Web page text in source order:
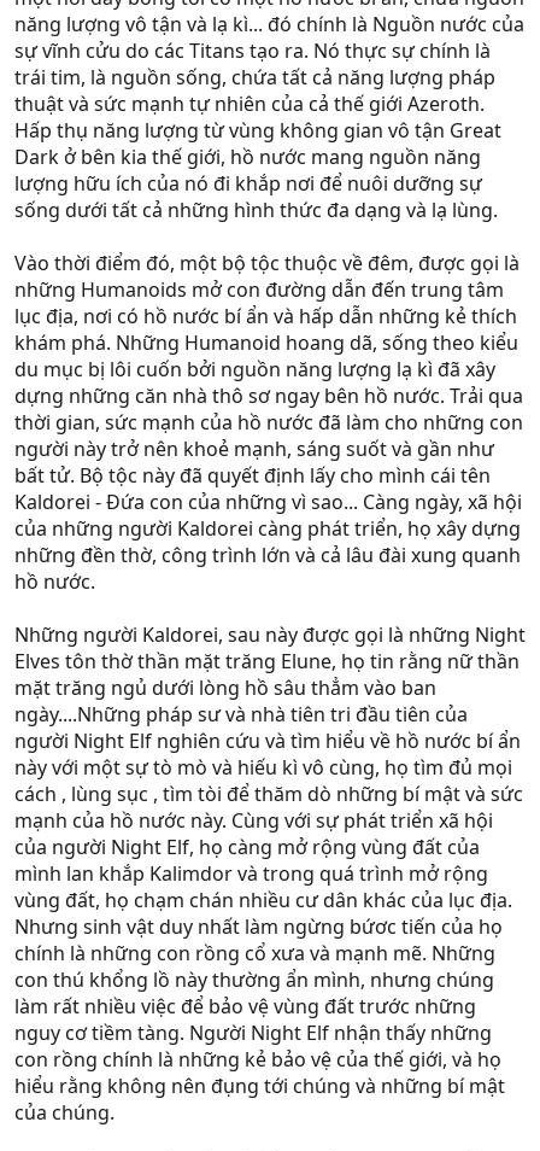
năng lượng vô tận và lạ kì... đó chính là Nguồn nước của
sự vĩnh cửu do các Titans tạo ra. Nó thực sự chính là
trái tim, là nguồn sống, chứa tất cả năng lượng pháp
thuật và sức mạnh tự nhiên của cả thế giới Azeroth.
Hấp thụ năng lượng từ vùng không gian vô tận Great
Dark ở bên kia thế giới, hồ nước mang nguồn năng
lượng hữu ích của nó đi khắp nơi để nuôi dưỡng sự
sống dưới tất cả những hình thức đa dạng và lạ lùng.
Vào thời điểm đó, một bộ tộc thuộc về đêm, được gọi là
những Humanoids mở con đường dẫn đến trung tâm
lục địa, nơi có hồ nước bí ẩn và hấp dẫn những kẻ thích
khám phá. Những Humanoid hoang dã, sống theo kiểu
du mục bị lôi cuốn bởi nguồn năng lượng lạ kì đã xây
dựng những căn nhà thô sơ ngay bên hồ nước. Trải qua
thời gian, sức mạnh của hồ nước đã làm cho những con
người này trở nên khoẻ mạnh, sáng suốt và gần như
bất tử. Bộ tộc này đã quyết định lấy cho mình cái tên
Kaldorei - Đứa con của những vì sao... Càng ngày, xã hội
của những người Kaldorei càng phát triển, họ xây dựng
những đền thờ, công trình lớn và cả lâu đài xung quanh
hồ nước.
Những người Kaldorei, sau này được gọi là những Night
Elves tôn thờ thần mặt trăng Elune, họ tin rằng nữ thần
mặt trăng ngủ dưới lòng hồ sâu thẳm vào ban
ngày....Những pháp sư và nhà tiên tri đầu tiên của
người Night Elf nghiên cứu và tìm hiểu về hồ nước bí ẩn
này với một sự tò mò và hiếu kì vô cùng, họ tìm đủ mọi
cách , lùng sục , tìm tòi để thăm dò những bí mật và sức
mạnh của hồ nước này. Cùng với sự phát triển xã hội
của người Night Elf, họ càng mở rộng vùng đất của
mình lan khắp Kalimdor và trong quá trình mở rộng
vùng đất, họ chạm chán nhiều cư dân khác của lục địa.
Nhưng sinh vật duy nhất làm ngừng bứơc tiến của họ
chính là những con rồng cổ xưa và mạnh mẽ. Những
con thú khổng lồ này thường ẩn mình, nhưng chúng
làm rất nhiều việc để bảo vệ vùng đất trước những
nguy cơ tiềm tàng. Người Night Elf nhận thấy những
con rồng chính là những kẻ bảo vệ của thế giới, và họ
hiểu rằng không nên đụng tới chúng và những bí mật
của chúng.